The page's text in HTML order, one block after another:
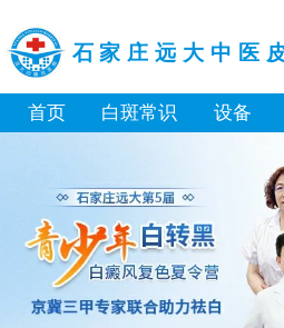
石家庄远大中医
首页 白斑常识 设备
身体黑色素
白癜风打复
白癜风最初
初期白癜风和普
伍德灯下不同颜
皮肤上的小白
身上多处出现